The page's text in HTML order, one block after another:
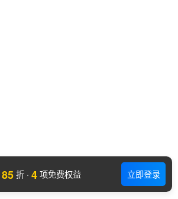
85 折 · 4 项免费权益 立即登录